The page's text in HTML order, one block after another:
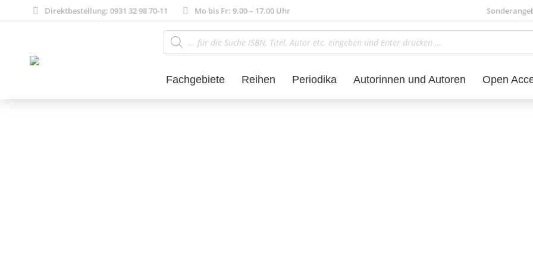
Direktbestellung: 0931 32 98 70-11 Mo bis Fr: 9.00 – 17.00 Uhr
Products
search
Fachgebiete Reihen Periodika Autorinnen und Autoren Open